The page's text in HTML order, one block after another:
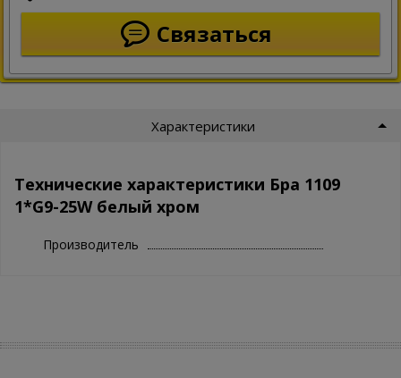
Связаться
Характеристики
Технические характеристики Бра 1109
1*G9-25W белый хром
Производитель